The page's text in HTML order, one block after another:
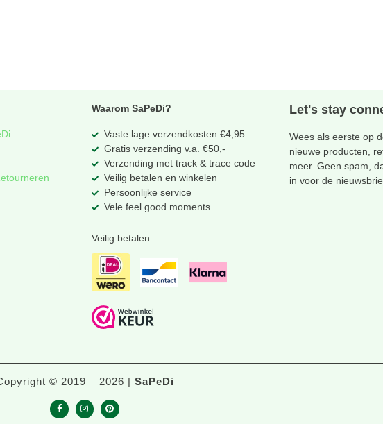
Waarom SaPeDi?
Vaste lage verzendkosten €4,95
Gratis verzending v.a. €50,-
Verzending met track & trace code
Veilig betalen en winkelen
Persoonlijke service
Vele feel good moments
Veilig betalen
Let's stay
Wees als eerste op
nieuwe producten,
meer. Geen spam,
in voor de
© 2019 – 2026 | SaPeDi
F
I
P